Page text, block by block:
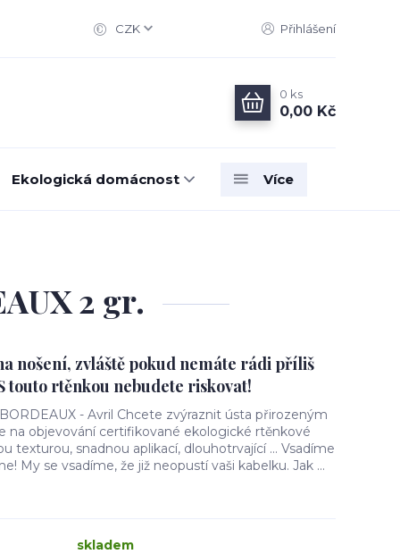
CZK Přihlášení
0 ks
0,00 Kč
Ekologická domácnost Více
2 gr.
nošení, zvláště pokud nemáte rádi příliš
touto rtěnkou nebudete riskovat!
- Avril Chcete zvýraznit ústa přirozeným
na objevování certifikované ekologické rtěnkové
texturou, snadnou aplikací, dlouhotrvající ... Vsadíme
My se vsadíme, že již neopustí vaši kabelku. Jak ...
skladem